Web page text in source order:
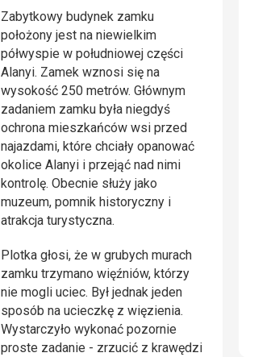
Zabytkowy budynek zamku
położony jest na niewielkim
półwyspie w południowej części
Alanyi. Zamek wznosi się na
wysokość 250 metrów. Głównym
zadaniem zamku była niegdyś
ochrona mieszkańców wsi przed
najazdami, które chciały opanować
okolice Alanyi i przejąć nad nimi
kontrolę. Obecnie służy jako
muzeum, pomnik historyczny i
atrakcja turystyczna.
Plotka głosi, że w grubych murach
zamku trzymano więźniów, którzy
nie mogli uciec. Był jednak jeden
sposób na ucieczkę z więzienia.
Wystarczyło wykonać pozornie
proste zadanie - zrzucić z krawędzi